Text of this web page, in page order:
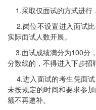
1.采取仅面试的方式进行
2.岗位不设置进入面试
实际面试人数开展。
3.面试成绩满分为100分
分数线的，不得进入下步招
4.进入面试的考生凭面试
未按规定的时间和要求参
额不再递补。